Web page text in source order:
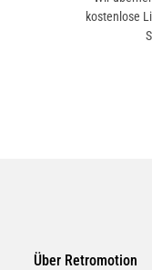
kostenlose
Über Retromotion